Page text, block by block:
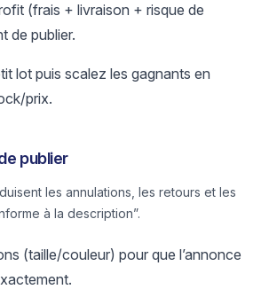
(frais + livraison + risque de
de publier.
lot puis scalez les gagnants en
prix.
publier
les annulations, les retours et les
à la description”.
(taille/couleur) pour que l’annonce